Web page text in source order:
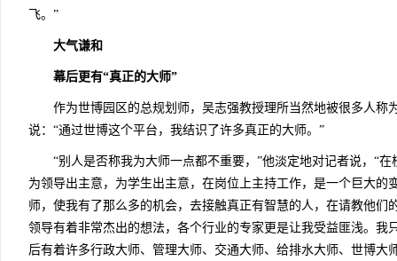
飞。”
大气谦和
幕后更有“真正的大师”
作为世博园区的总规划师，吴志强教授理所当然地被很多人称
说：“通过世博这个平台，我结识了许多真正的大师。”
“别人是否称我为大师一点都不重要，”他淡定地对记者说，“在
为领导出主意，为学生出主意，在岗位上主持工作，是一个巨大的
师，使我有了那么多的机会，去接触真正有智慧的人，在请教他们
领导有着非常杰出的想法，各个行业的专家更是让我受益匪浅。我
后有着许多行政大师、管理大师、交通大师、给排水大师、世博大